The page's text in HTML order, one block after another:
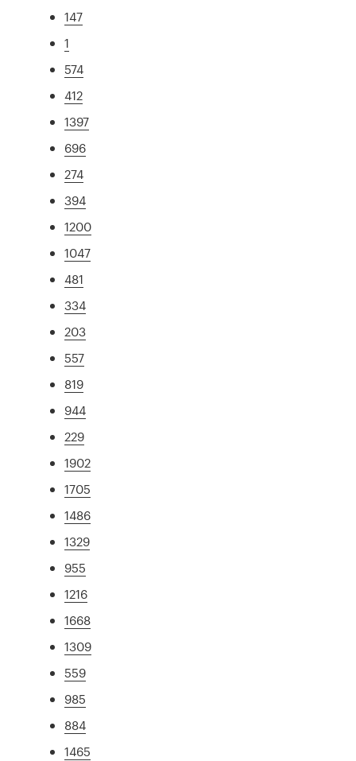
147
1
574
412
1397
696
274
394
1200
1047
481
334
203
557
819
944
229
1902
1705
1486
1329
955
1216
1668
1309
559
985
884
1465